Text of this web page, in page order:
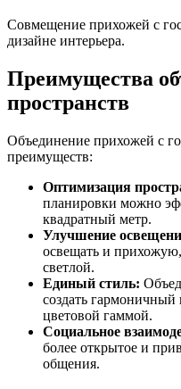
Совмещение прихожей с
дизайне интерьера.
Преимущества
пространств
Объединение прихожей с
преимуществ:
Оптимизация
планировки можно
квадратный метр.
Улучшение
освещать и
светлой.
Единый стиль:
создать
цветовой гаммой.
Социальное
более открытое и
общения.